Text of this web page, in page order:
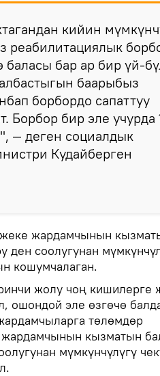
кийин
реабилитациялык
бар ар бир үй-
баарыбыз
борбордо сапаттуу
Борбор бир эле учурда
— деген социалдык
Кудайберген
жардамчынын
ден соолугунан
кошумчалаган.
жолу чоң кишилерге
ошондой эле өзгөчө
төлөмдөр
кызматын
мүмкүнчүлүгү